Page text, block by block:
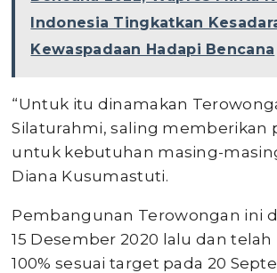
Indonesia Tingkatkan
Kewaspadaan Hadapi Bencana
“Untuk itu dinamakan
Silaturahmi, saling memberikan
untuk kebutuhan masing-
Diana Kusumastuti.
Pembangunan Terowongan ini
15 Desember 2020 lalu dan
100% sesuai target pada 20